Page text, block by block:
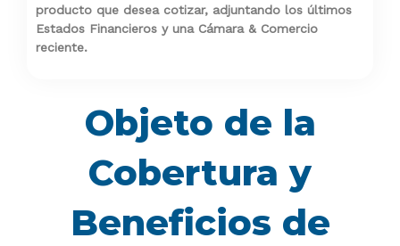
producto que desea cotizar, adjuntando los últimos
Estados Financieros y una Cámara & Comercio
reciente.
Objeto de la
Cobertura y
Beneficios de